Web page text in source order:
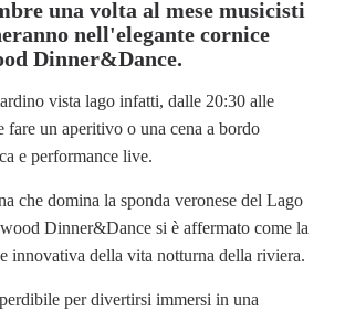
una volta al mese musicisti
nell'elegante cornice
Dinner&Dance.
vista lago infatti, dalle 20:30 alle
fare un aperitivo o una cena a bordo
e performance live.
che domina la sponda veronese del Lago
Dinner&Dance si è affermato come la
innovativa della vita notturna della riviera.
per divertirsi immersi in una